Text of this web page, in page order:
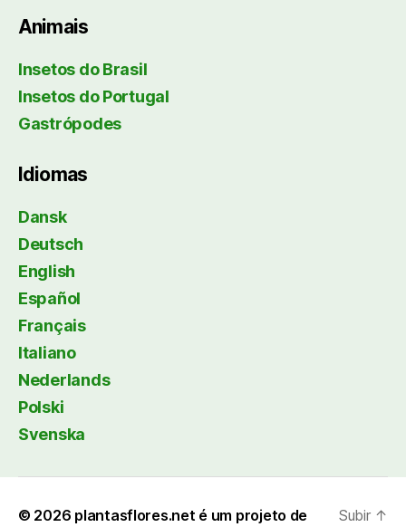
Animais
Insetos do Brasil
Insetos do Portugal
Gastrópodes
Idiomas
Dansk
Deutsch
English
Español
Français
Italiano
Nederlands
Polski
Svenska
© 2026 plantasflores.net é um projeto de
Subir ↑